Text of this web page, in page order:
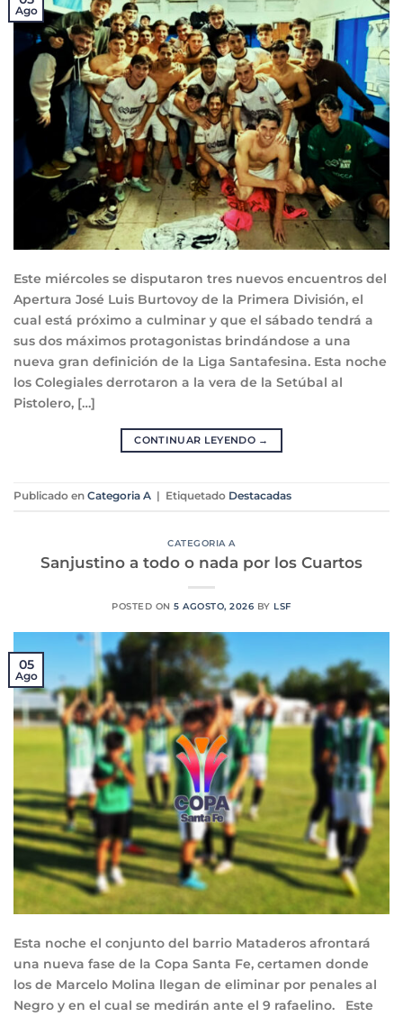
Ago
Este miércoles se disputaron tres nuevos encuentros del
Apertura José Luis Burtovoy de la Primera División, el
cual está próximo a culminar y que el sábado tendrá a
sus dos máximos protagonistas brindándose a una
nueva gran definición de la Liga Santafesina. Esta noche
los Colegiales derrotaron a la vera de la Setúbal al
Pistolero, […]
CONTINUAR LEYENDO →
Publicado en Categoria A Etiquetado Destacadas
CATEGORIA A
Sanjustino a todo o nada por los Cuartos
POSTED ON5 AGOSTO, 2026 BY LSF
05
Ago
Esta noche el conjunto del barrio Mataderos afrontará
una nueva fase de la Copa Santa Fe, certamen donde
los de Marcelo Molina llegan de eliminar por penales al
Negro y en el cual se medirán ante el 9 rafaelino. Este